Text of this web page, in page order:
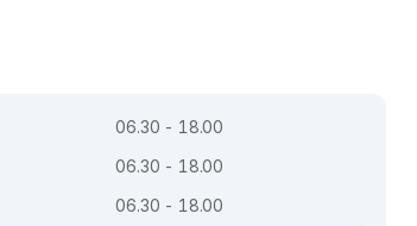
06.30 - 18.00
06.30 - 18.00
06.30 - 18.00